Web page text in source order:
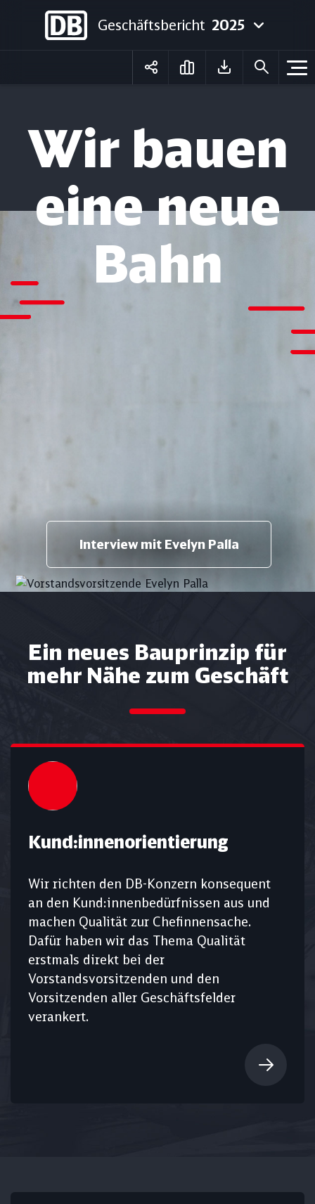
Geschäftsbericht 2025
Wir bauen
eine neue
Bahn
Interview mit Evelyn Palla
Ein neues Bauprinzip für
mehr Nähe zum Geschäft
Kund:innenorientierung
Wir richten den DB-Konzern konsequent
an den Kund:innenbedürfnissen aus und
machen Qualität zur Chefinnensache.
Dafür haben wir das Thema Qualität
erstmals direkt bei der
Vorstandsvorsitzenden und den
Vorsitzenden aller Geschäftsfelder
verankert.